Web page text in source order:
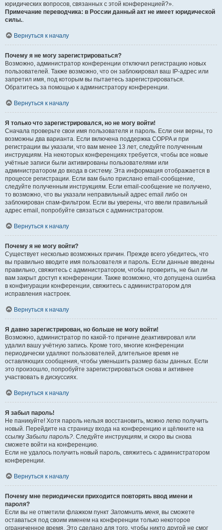
юридических вопросов, связанных с этой конференцией?».
Примечание переводчика: в России данный акт не имеет юридической
силы..
Вернуться к началу
Почему я не могу зарегистрироваться?
Возможно, администратор конференции отключил регистрацию новых
пользователей. Также возможно, что он заблокировал ваш IP-адрес или
запретил имя, под которым вы пытаетесь зарегистрироваться.
Обратитесь за помощью к администратору конференции.
Вернуться к началу
Я только что зарегистрировался, но не могу войти!
Сначала проверьте свои имя пользователя и пароль. Если они верны, то
возможны два варианта. Если включена поддержка COPPA и при
регистрации вы указали, что вам менее 13 лет, следуйте полученным
инструкциям. На некоторых конференциях требуется, чтобы все новые
учётные записи были активированы пользователями или
администратором до входа в систему. Эта информация отображается в
процессе регистрации. Если вам было прислано email-сообщение,
следуйте полученным инструкциям. Если email-сообщение не получено,
то возможно, что вы указали неправильный адрес email либо он
заблокирован спам-фильтром. Если вы уверены, что ввели правильный
адрес email, попробуйте связаться с администратором.
Вернуться к началу
Почему я не могу войти?
Существует несколько возможных причин. Прежде всего убедитесь, что
вы правильно вводите имя пользователя и пароль. Если данные введены
правильно, свяжитесь с администратором, чтобы проверить, не был ли
вам закрыт доступ к конференции. Также возможно, что допущена ошибка
в конфигурации конференции, свяжитесь с администратором для
исправления настроек.
Вернуться к началу
Я давно зарегистрирован, но больше не могу войти!
Возможно, администратор по какой-то причине деактивировал или
удалил вашу учётную запись. Кроме того, многие конференции
периодически удаляют пользователей, длительное время не
оставляющих сообщения, чтобы уменьшить размер базы данных. Если
это произошло, попробуйте зарегистрироваться снова и активнее
участвовать в дискуссиях.
Вернуться к началу
Я забыл пароль!
Не паникуйте! Хотя пароль нельзя восстановить, можно легко получить
новый. Перейдите на страницу входа на конференцию и щёлкните на
ссылку Забыли пароль?. Следуйте инструкциям, и скоро вы снова
сможете войти на конференцию.
Если не удалось получить новый пароль, свяжитесь с администратором
конференции.
Вернуться к началу
Почему мне периодически приходится повторять ввод имени и
пароля?
Если вы не отметили флажком пункт Запомнить меня, вы сможете
оставаться под своим именем на конференции только некоторое
ограниченное время. Это сделано для того, чтобы никто другой не смог